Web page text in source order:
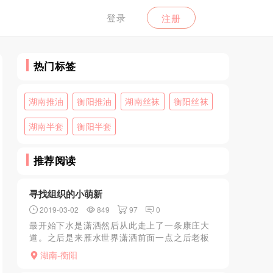
登录 注册
热门标签
湖南推油 衡阳推油 湖南丝袜 衡阳丝袜
湖南半套 衡阳半套
推荐阅读
寻找组织的小萌新
2019-03-02 849 97 0
最开始下水是潇洒然后从此走上了一条康庄大
道。之后是来雁水世界潇洒前面一点之后老板
走了经理林峰带着小妹妹去了船山路的凯轩大
酒店以前江东最早的合一酒店倒了去了什么sap
湖南-衡阳